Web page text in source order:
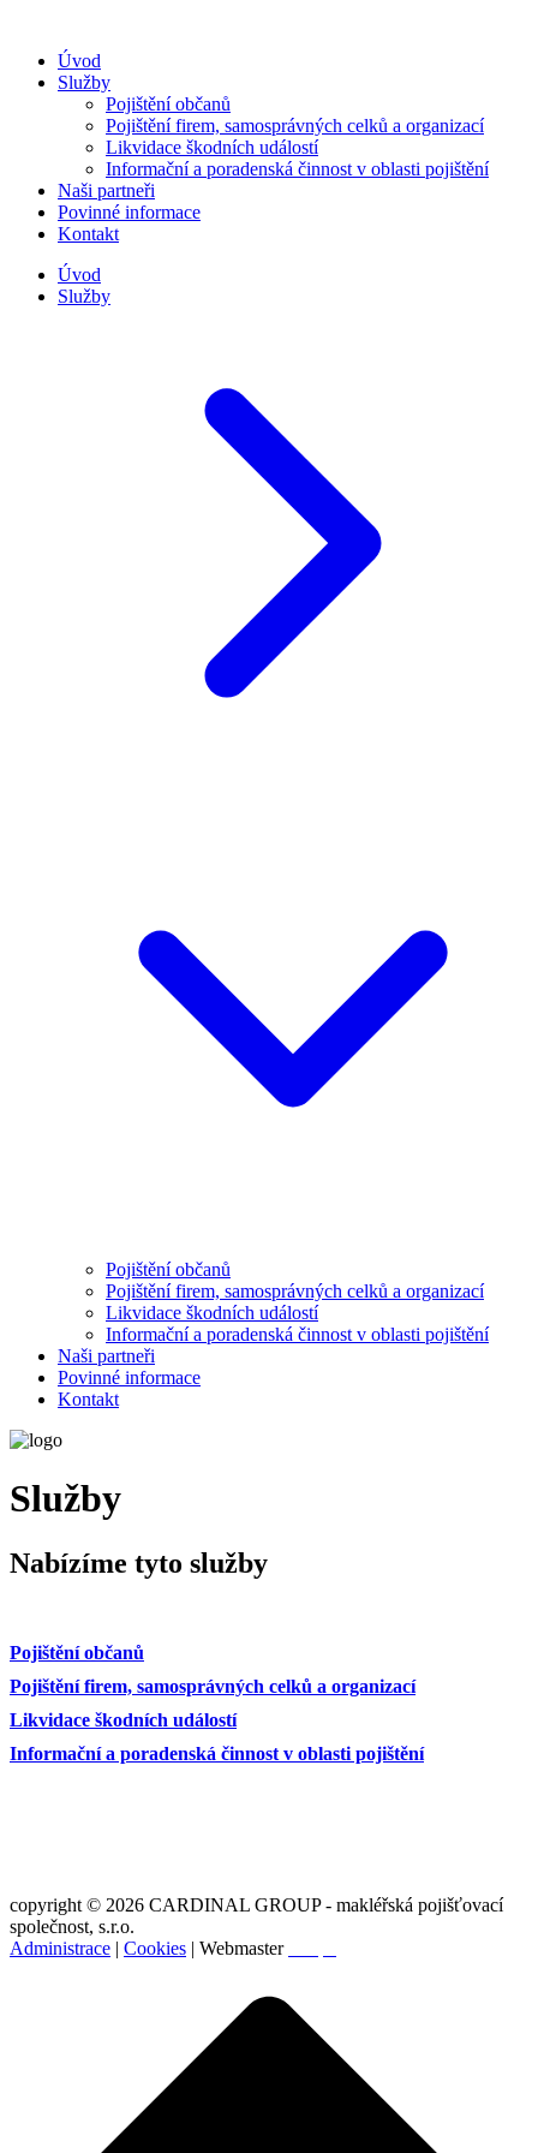
Úvod
Služby
Pojištění občanů
Pojištění firem, samosprávných celků a organizací
Likvidace škodních událostí
Informační a poradenská činnost v oblasti pojištění
Naši partneři
Povinné informace
Kontakt
Úvod
Služby
Pojištění občanů
Pojištění firem, samosprávných celků a organizací
Likvidace škodních událostí
Informační a poradenská činnost v oblasti pojištění
Naši partneři
Povinné informace
Kontakt
Služby
Nabízíme tyto služby
Pojištění občanů
Pojištění firem, samosprávných celků a organizací
Likvidace škodních událostí
Informační a poradenská činnost v oblasti pojištění
copyright © 2026 CARDINAL GROUP - makléřská pojišťovací
společnost, s.r.o.
Administrace | Cookies | Webmaster